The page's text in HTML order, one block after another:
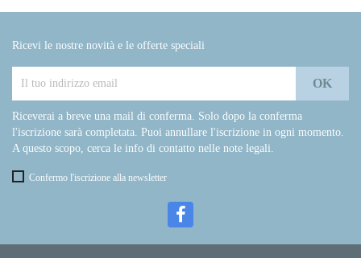
Ricevi le nostre novità e le offerte speciali
Riceverai a breve una mail di conferma. Solo dopo la conferma
l'iscrizione sarà completata. Puoi annullare l'iscrizione in ogni momento.
A questo scopo, cerca le info di contatto nelle note legali.
Confermo l'iscrizione alla newsletter